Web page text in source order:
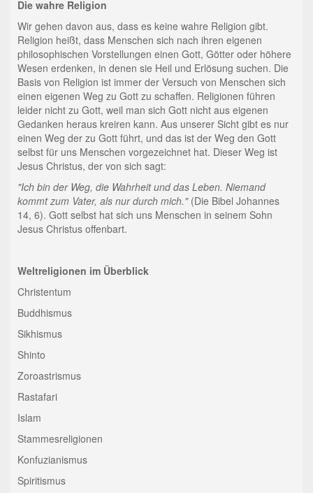
Die wahre Religion
Wir gehen davon aus, dass es keine wahre Religion gibt.
Religion heißt, dass Menschen sich nach ihren eigenen
philosophischen Vorstellungen einen Gott, Götter oder höhere
Wesen erdenken, in denen sie Heil und Erlösung suchen. Die
Basis von Religion ist immer der Versuch von Menschen sich
einen eigenen Weg zu Gott zu schaffen. Religionen führen
leider nicht zu Gott, weil man sich Gott nicht aus eigenen
Gedanken heraus kreiren kann. Aus unserer Sicht gibt es nur
einen Weg der zu Gott führt, und das ist der Weg den Gott
selbst für uns Menschen vorgezeichnet hat. Dieser Weg ist
Jesus Christus, der von sich sagt:
"Ich bin der Weg, die Wahrheit und das Leben. Niemand
kommt zum Vater, als nur durch mich."(Die Bibel Johannes
14, 6). Gott selbst hat sich uns Menschen in seinem Sohn
Jesus Christus offenbart.
Weltreligionen im Überblick
Christentum
Buddhismus
Sikhismus
Shinto
Zoroastrismus
Rastafari
Islam
Stammesreligionen
Konfuzianismus
Spiritismus